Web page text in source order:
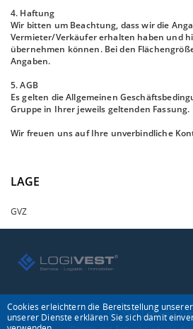
4. Haftung
Wir bitten um Beachtung, dass wir die
Vermieter/Verkäufer erhalten haben und
übernehmen können. Bei den
Angaben.
5. AGB
Es gelten die Allgemeinen
Gruppe in Ihrer jeweils geltenden Fassung.
Wir freuen uns auf Ihre unverbindliche
LAGE
GVZ
© 2026 Logivest
Cookies erleichtern die Bereitstellung
unserer Dienste erklären Sie sich damit